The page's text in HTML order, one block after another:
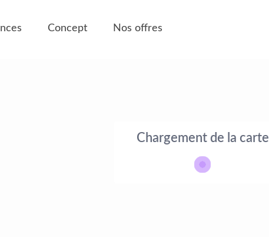
Concept Nos offres
Chargement de la carte